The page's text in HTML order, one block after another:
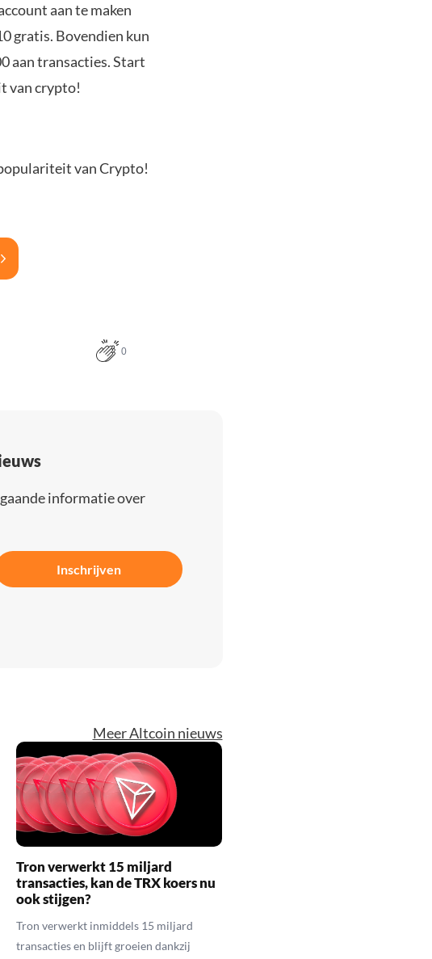
aan te maken
gratis. Bovendien kun
aan transacties. Start
van crypto!
van Crypto!
0
informatie over
Inschrijven
Meer Altcoin nieuws
Tron verwerkt 15 miljard
transacties, kan de TRX koers nu
ook stijgen?
Tron verwerkt inmiddels 15 miljard
transacties en blijft groeien dankzij